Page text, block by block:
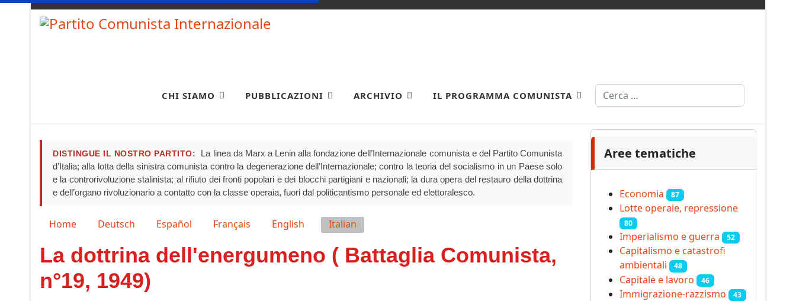
CHI SIAMO PUBBLICAZIONI ARCHIVIO IL PROGRAMMA COMUNISTA Cerca
DISTINGUE IL NOSTRO PARTITO:
La linea da Marx a Lenin alla fondazione dell’Internazionale comunista e del Partito Comunista
d’Italia; alla lotta della sinistra comunista contro la degenerazione dell’Internazionale; contro la teoria del socialismo in un Paese solo
e la controrivoluzione stalinista; al rifiuto dei fronti popolari e dei blocchi partigiani e nazionali; la dura opera del restauro della dottrina
e dell’organo rivoluzionario a contatto con la classe operaia, fuori dal politicantismo personale ed elettoralesco.
Seleziona la tua lingua
Home Deutsch Español Français English Italian
La dottrina dell'energumeno ( Battaglia Comunista,
n°19, 1949)
Aree tematiche
Economia 87
Lotte operaie, repressione
80
Imperialismo e guerra 52
Capitalismo e catastrofi
ambientali
48
Capitale e lavoro 46
Immigrazione-razzismo 43